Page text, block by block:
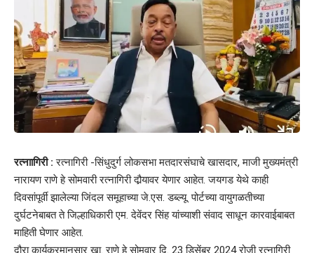
रत्नाागिरी : रत्नागिरी -सिंधुदुर्ग लोकसभा मतदारसंघाचे खासदार, माजी मुख्यमंत्री
नारायण राणे हे सोमवारी रत्नागिरी दौर्‍यावर येणार आहेत. जयगड येथे काही
दिवसांपूर्वी झालेल्या जिंदल समूहाच्या जे.एस. डब्ल्यू. पोर्टच्या वायुगळतीच्या
दुर्घटनेबाबत ते जिल्हाधिकारी एम. देवेंदर सिंह यांच्याशी संवाद साधून कारवाईबाबत
माहिती घेणार आहेत.
दौरा कार्यक्रमानुसार खा. राणे हे सोमवार दि. 23 डिसेंबर 2024 रोजी रत्नागिरी